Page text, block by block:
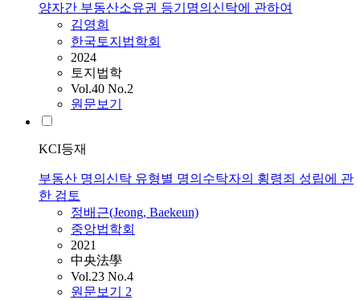
양자간 부동산소유권 등기명의신탁에 관하여
김영희
한국토지법학회
2024
토지법학
Vol.40 No.2
원문보기
KCI등재
부동산 명의신탁 유형별 명의수탁자의 횡령죄 성립에 관
한 검토
정배근(Jeong, Baekeun)
중앙법학회
2021
中央法學
Vol.23 No.4
원문보기 2